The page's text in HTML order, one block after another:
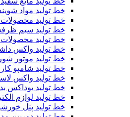
خط تولید مواد
خط تولید
خط تولید سیم
خط تولید
خط تولید واکس
خط تولید موتور شور
خط تولید شامپو
خط تولید واکس
خط تولید یوداکس
خط تولید لوازم
خط تولید پنل